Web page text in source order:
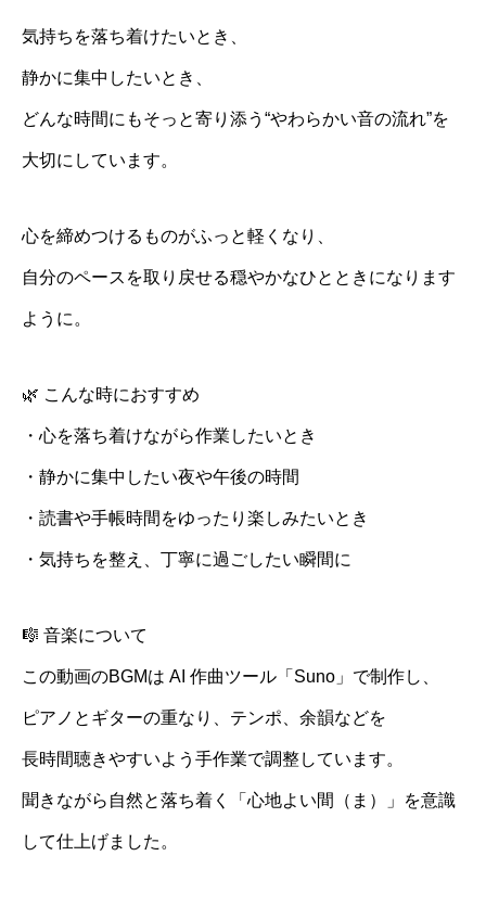
気持ちを落ち着けたいとき、
静かに集中したいとき、
どんな時間にもそっと寄り添う“やわらかい音の流れ”を
大切にしています。
心を締めつけるものがふっと軽くなり、
自分のペースを取り戻せる穏やかなひとときになります
ように。
🌿 こんな時におすすめ
・心を落ち着けながら作業したいとき
・静かに集中したい夜や午後の時間
・読書や手帳時間をゆったり楽しみたいとき
・気持ちを整え、丁寧に過ごしたい瞬間に
🎼 音楽について
この動画のBGMは AI 作曲ツール「Suno」で制作し、
ピアノとギターの重なり、テンポ、余韻などを
長時間聴きやすいよう手作業で調整しています。
聞きながら自然と落ち着く「心地よい間（ま）」を意識
して仕上げました。